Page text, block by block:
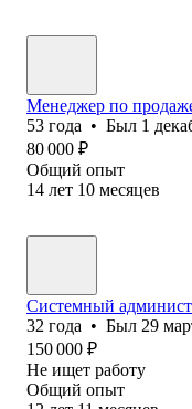
Менеджер по
53 года • Был 1
80 000 ₽
Общий опыт
14 лет 10 месяцев
Системный
32 года • Был 29
150 000 ₽
Не ищет работу
Общий опыт